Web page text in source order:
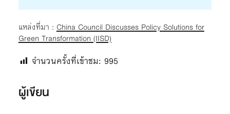
แหล่งที่มา :China Council Discusses Policy Solutions for
Green Transformation (IISD)
จำนวนครั้งที่เข้าชม: 995
ผู้เขียน